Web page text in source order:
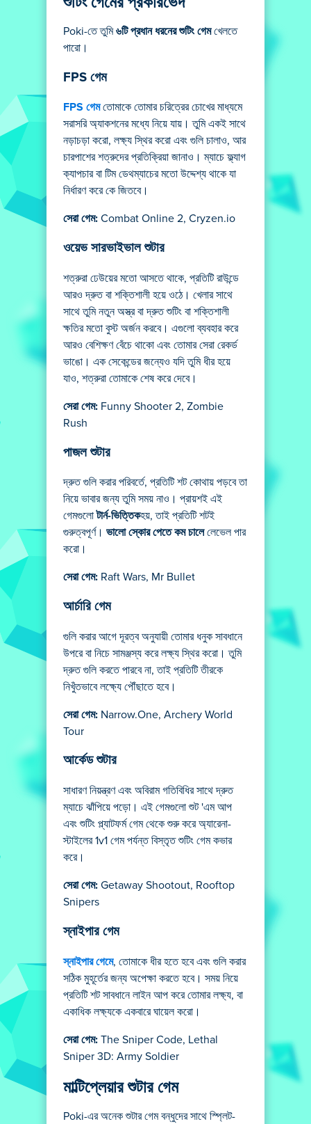
Poki-তে তুমি৬টি প্রধান ধরনের শুটিং গেমখেলতে
পারো।
FPS গেম
FPS গেমতোমাকে তোমার চরিত্রের চোখের মাধ্যমে
সরাসরি অ্যাকশনের মধ্যে নিয়ে যায়। তুমি একই সাথে
নড়াচড়া করো, লক্ষ্য স্থির করো এবং গুলি চালাও, আর
চারপাশের শত্রুদের প্রতিক্রিয়া জানাও। ম্যাচে ফ্ল্যাগ
ক্যাপচার বা টিম ডেথম্যাচের মতো উদ্দেশ্য থাকে যা
নির্ধারণ করে কে জিতবে।
সেরা গেম: Combat Online 2, Cryzen.io
ওয়েভ সারভাইভাল শুটার
শত্রুরা ঢেউয়ের মতো আসতে থাকে, প্রতিটি রাউন্ডে
আরও দ্রুত বা শক্তিশালী হয়ে ওঠে। খেলার সাথে
সাথে তুমি নতুন অস্ত্র বা দ্রুত শুটিং বা শক্তিশালী
ক্ষতির মতো বুস্ট অর্জন করবে। এগুলো ব্যবহার করে
আরও বেশিক্ষণ বেঁচে থাকো এবং তোমার সেরা রেকর্ড
ভাঙো। এক সেকেন্ডের জন্যেও যদি তুমি ধীর হয়ে
যাও, শত্রুরা তোমাকে শেষ করে দেবে।
সেরা গেম: Funny Shooter 2, Zombie
Rush
পাজল শুটার
দ্রুত গুলি করার পরিবর্তে, প্রতিটি শট কোথায় পড়বে তা
নিয়ে ভাবার জন্য তুমি সময় নাও। প্রায়শই এই
গেমগুলো টার্ন-ভিত্তিকহয়, তাই প্রতিটি শটই
গুরুত্বপূর্ণ। ভালো স্কোর পেতে কম চালেলেভেল পার
করো।
সেরা গেম: Raft Wars, Mr Bullet
আর্চারি গেম
গুলি করার আগে দূরত্ব অনুযায়ী তোমার ধনুক সাবধানে
উপরে বা নিচে সামঞ্জস্য করে লক্ষ্য স্থির করো। তুমি
দ্রুত গুলি করতে পারবে না, তাই প্রতিটি তীরকে
নিখুঁতভাবে লক্ষ্যে পৌঁছাতে হবে।
সেরা গেম: Narrow.One, Archery World
Tour
আর্কেড শুটার
সাধারণ নিয়ন্ত্রণ এবং অবিরাম গতিবিধির সাথে দ্রুত
ম্যাচে ঝাঁপিয়ে পড়ো। এই গেমগুলো শুট 'এম আপ
এবং শুটিং প্ল্যাটফর্ম গেম থেকে শুরু করে অ্যারেনা-
স্টাইলের 1v1 গেম পর্যন্ত বিস্তৃত শুটিং গেম কভার
করে।
সেরা গেম: Getaway Shootout, Rooftop
Snipers
স্নাইপার গেম
স্নাইপার গেমে, তোমাকে ধীর হতে হবে এবং গুলি করার
সঠিক মুহূর্তের জন্য অপেক্ষা করতে হবে। সময় নিয়ে
প্রতিটি শট সাবধানে লাইন আপ করে তোমার লক্ষ্য, বা
একাধিক লক্ষ্যকে একবারে ঘায়েল করো।
সেরা গেম: The Sniper Code, Lethal
Sniper 3D: Army Soldier
মাল্টিপ্লেয়ার শুটার গেম
Poki-এর অনেক শুটার গেম বন্ধুদের সাথে স্প্লিট-